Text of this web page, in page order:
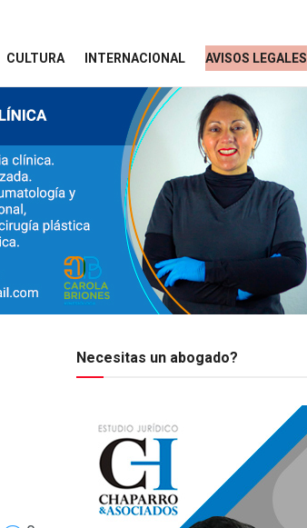
CULTURA INTERNACIONAL AVISOS LEGALES
Necesitas un abogado?